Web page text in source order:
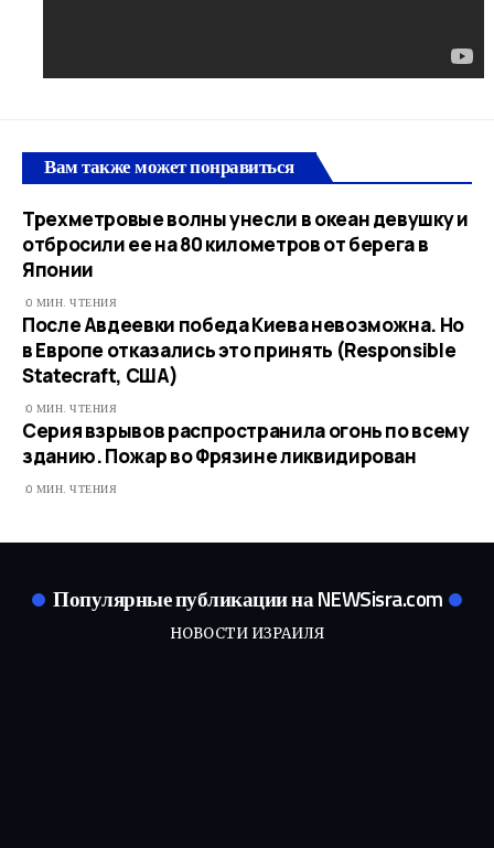
Вам также может понравиться
Трехметровые волны унесли в океан девушку и
отбросили ее на 80 километров от берега в
Японии
0 МИН. ЧТЕНИЯ
После Авдеевки победа Киева невозможна. Но
в Европе отказались это принять (Responsible
Statecraft, США)
0 МИН. ЧТЕНИЯ
Серия взрывов распространила огонь по всему
зданию. Пожар во Фрязине ликвидирован
0 МИН. ЧТЕНИЯ
Популярные публикации на NEWSisra.com
НОВОСТИ ИЗРАИЛЯ